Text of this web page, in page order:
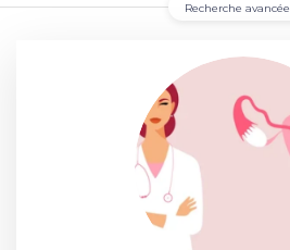
Recherche avancée